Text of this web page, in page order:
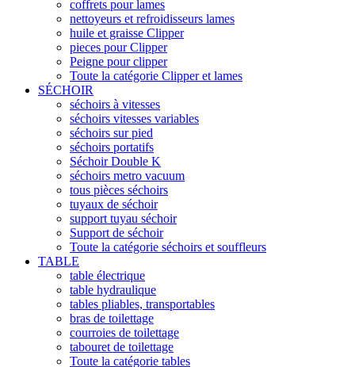
coffrets pour lames
nettoyeurs et refroidisseurs lames
huile et graisse Clipper
pieces pour Clipper
Peigne pour clipper
Toute la catégorie Clipper et lames
SÉCHOIR
séchoirs à vitesses
séchoirs vitesses variables
séchoirs sur pied
séchoirs portatifs
Séchoir Double K
séchoirs metro vacuum
tous pièces séchoirs
tuyaux de séchoir
support tuyau séchoir
Support de séchoir
Toute la catégorie séchoirs et souffleurs
TABLE
table électrique
table hydraulique
tables pliables, transportables
bras de toilettage
courroies de toilettage
tabouret de toilettage
Toute la catégorie tables